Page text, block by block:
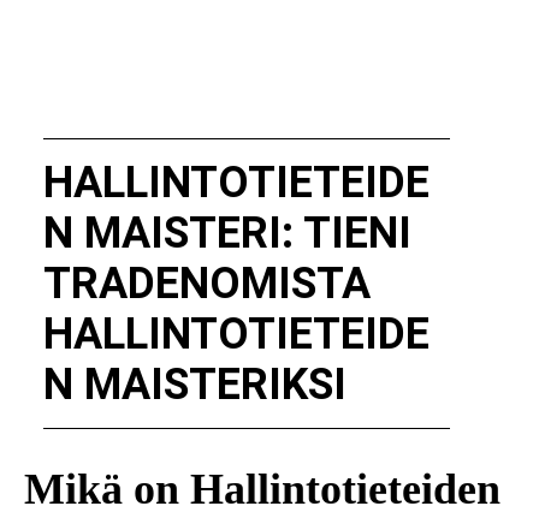
HALLINTOTIETEIDE
N MAISTERI: TIENI
TRADENOMISTA
HALLINTOTIETEIDE
N MAISTERIKSI
Mikä on Hallintotieteiden